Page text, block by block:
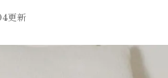
更新